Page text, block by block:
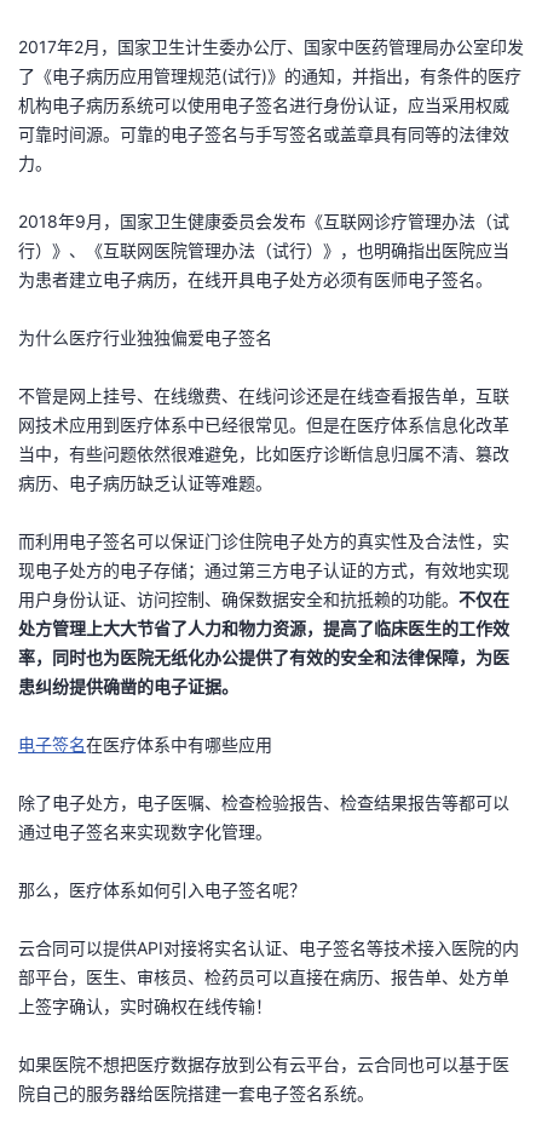
坛
圈
子
的
直
我
的
动
我
关
注
我
的
开
发
者
学
我
的
课
程
我
的
认
证
我
的
实
我
的
我
的
Programs
我
的
支
持
的
技
术
支
持
我
的
云
声
建
2017年2月，国家卫生计生委办公厅、国家中医药管理局办公室印发
了《电子病历应用管理规范(试行)》的通知，并指出，有条件的医疗
机构电子病历系统可以使用电子签名进行身份认证，应当采用权威
可靠时间源。可靠的电子签名与手写签名或盖章具有同等的法律效
力。
2018年9月，国家卫生健康委员会发布《互联网诊疗管理办法（试
行）》、《互联网医院管理办法（试行）》，也明确指出医院应当
为患者建立电子病历，在线开具电子处方必须有医师电子签名。
为什么医疗行业独独偏爱电子签名
不管是网上挂号、在线缴费、在线问诊还是在线查看报告单，互联
网技术应用到医疗体系中已经很常见。但是在医疗体系信息化改革
当中，有些问题依然很难避免，比如医疗诊断信息归属不清、篡改
病历、电子病历缺乏认证等难题。
而利用电子签名可以保证门诊住院电子处方的真实性及合法性，实
现电子处方的电子存储；通过第三方电子认证的方式，有效地实现
用户身份认证、访问控制、确保数据安全和抗抵赖的功能。 不仅在
处方管理上大大节省了人力和物力资源，提高了临床医生的工作效
率，同时也为医院无纸化办公提供了有效的安全和法律保障，为医
患纠纷提供确凿的电子证据。
电子签名在医疗体系中有哪些应用
除了电子处方，电子医嘱、检查检验报告、检查结果报告等都可以
通过电子签名来实现数字化管理。
那么，医疗体系如何引入电子签名呢？
云合同可以提供API对接将实名认证、电子签名等技术接入医院的内
部平台，医生、审核员、检药员可以直接在病历、报告单、处方单
上签字确认，实时确权在线传输！
如果医院不想把医疗数据存放到公有云平台，云合同也可以基于医
院自己的服务器给医院搭建一套电子签名系统。